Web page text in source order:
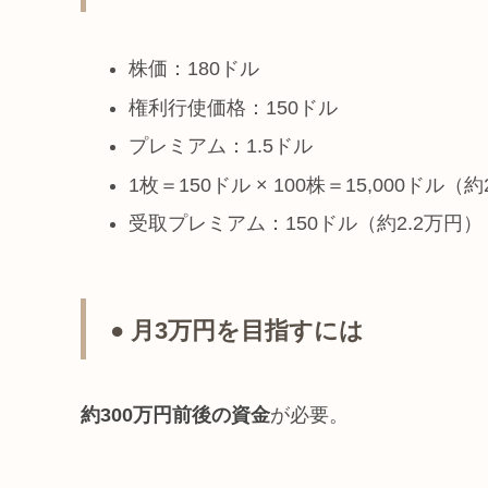
株価：180ドル
権利行使価格：150ドル
プレミアム：1.5ドル
1枚＝150ドル × 100株＝15,000ドル（約
受取プレミアム：150ドル（約2.2万円）
● 月3万円を目指すには
約300万円前後の資金が必要。